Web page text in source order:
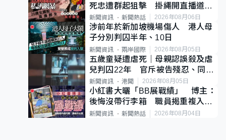
死忠遭群起狙擊 掛繩開直播道歉
後輕生
新聞資訊 新聞熱話 2026年08月06日
涉前年於新加坡機場傷人 港人母
子分別判囚半年、10日
新聞資訊 兩岸國際 2026年08月05日
五歲童疑遭虐死｜母親認誤殺及虐
兒判囚22年 官斥被告殘忍、同類
案最惡劣
新聞資訊 港聞 2026年08月05日
小紅書大曬「BB展戰績」 博主：
後悔沒帶行李箱 職員揭重複入會
「阻止唔到」
新聞資訊 新聞熱話 2026年08月04日